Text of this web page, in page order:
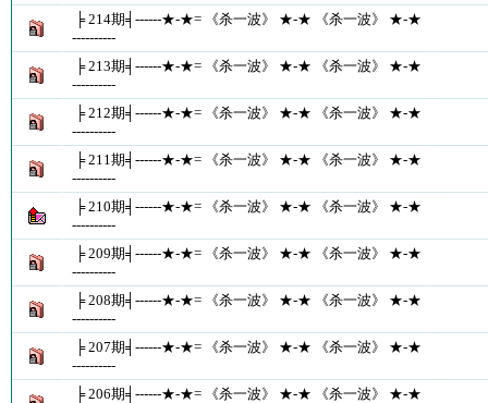
╞ 214期╡------★-★= 《杀一波》 ★-★ 《杀一波》 ★-★
----------
╞ 213期╡------★-★= 《杀一波》 ★-★ 《杀一波》 ★-★
----------
╞ 212期╡------★-★= 《杀一波》 ★-★ 《杀一波》 ★-★
----------
╞ 211期╡------★-★= 《杀一波》 ★-★ 《杀一波》 ★-★
----------
╞ 210期╡------★-★= 《杀一波》 ★-★ 《杀一波》 ★-★
----------
╞ 209期╡------★-★= 《杀一波》 ★-★ 《杀一波》 ★-★
----------
╞ 208期╡------★-★= 《杀一波》 ★-★ 《杀一波》 ★-★
----------
╞ 207期╡------★-★= 《杀一波》 ★-★ 《杀一波》 ★-★
----------
╞ 206期╡------★-★= 《杀一波》 ★-★ 《杀一波》 ★-★